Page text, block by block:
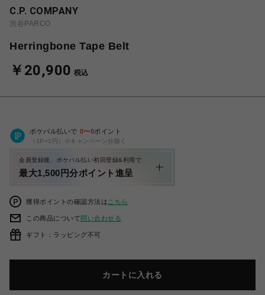
C.P. COMPANY
渋谷PARCO
Herringbone Tape Belt
￥20,900 税込
ポケパル払いで 0〜0ポイント
（1P=1円）※キャンペーン分除く
会員登録後、ポケパル払い初回登録&利用で
最大1,500円分ポイント進呈
獲得ポイントの確認方法は こちら
この商品について問い合わせる
ギフト：ラッピング不可
カートに入れる